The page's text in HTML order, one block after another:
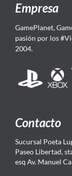
Empresa
GamePlanet,
pasión por los
2004.
Contacto
Sucursal Poeta
Paseo Libertad,
esq Av. Manuel